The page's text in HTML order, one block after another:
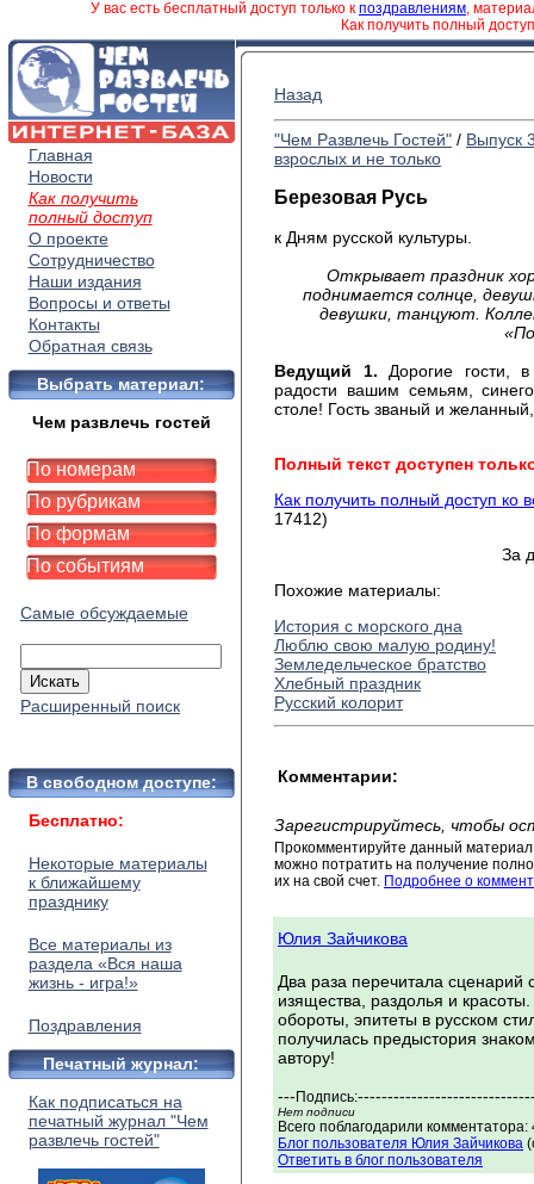
У вас есть бесплатный доступ только к поздравлениям,
Как получить полный
Главная
Новости
Как получить
полный доступ
О проекте
Сотрудничество
Наши издания
Вопросы и ответы
Контакты
Обратная связь
Выбрать материал:
Чем развлечь гостей
По номерам
По рубрикам
По формам
По событиям
Самые обсуждаемые
Расширенный поиск
В свободном доступе:
Бесплатно:
Некоторые материалы
к ближайшему
празднику
Все материалы из
раздела «Вся наша
жизнь - игра!»
Поздравления
Печатный журнал:
Как подписаться на
печатный журнал "Чем
развлечь гостей"
Назад
"Чем Развлечь Гостей" / Выпуск
взрослых и не только
Березовая Русь
к Дням русской культуры.
Открывает праздник
поднимается солнце,
девушки, танцуют.
Ведущий 1. Дорогие гости,
радости вашим семьям,
столе! Гость званый и
Полный текст доступен
Как получить полный доступ ко
17412)
За
Похожие материалы:
История с морского дна
Люблю свою малую родину!
Земледельческое братство
Хлебный праздник
Русский колорит
Комментарии:
Зарегистрируйтесь, чтобы
Прокомментируйте данный
можно потратить на получение
их на свой счет. Подробнее о
Юлия Зайчикова
Два раза перечитала сценарий
изящества, раздолья и
обороты, эпитеты в русском
получилась предыстория
автору!
--- Подпись:
Нет подписи
Всего поблагодарили
Блог пользователя Юлия Зайчикова
Ответить в блог пользователя